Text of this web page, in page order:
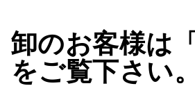
卸のお客様は
をご覧下さい。